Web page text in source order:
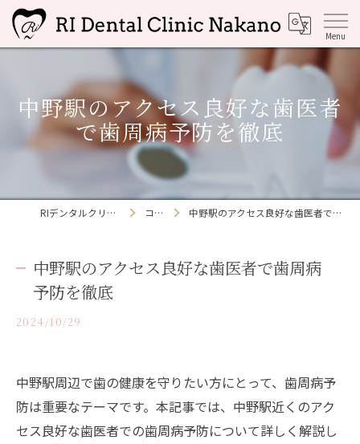
中野駅のアクセス良好な歯医者
で歯周病予防を徹底
RIデンタルクリニック中野 コラム 中野駅のアクセス良好な歯医者で歯周病予防を徹底
中野駅のアクセス良好な歯医者で歯周病
予防を徹底
2024/10/29
中野駅周辺で歯の健康を守りたい方にとって、歯周病予
防は重要なテーマです。本記事では、中野駅近くのアク
セス良好な歯医者での歯周病予防について詳しく解説し